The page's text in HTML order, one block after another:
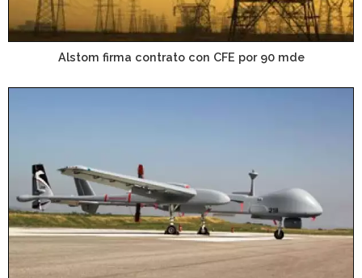
Alstom firma contrato con CFE por 90 mde